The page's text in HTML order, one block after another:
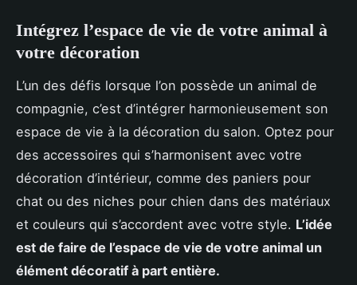
Intégrez l’espace de vie de votre animal à
votre décoration
L’un des défis lorsque l’on possède un animal de
compagnie, c’est d’intégrer harmonieusement son
espace de vie à la décoration du salon. Optez pour
des accessoires qui s’harmonisent avec votre
décoration d’intérieur, comme des paniers pour
chat ou des niches pour chien dans des matériaux
et couleurs qui s’accordent avec votre style. L’idée
est de faire de l’espace de vie de votre animal un
élément décoratif à part entière.